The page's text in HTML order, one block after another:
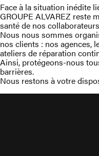
Face à la situation inédite
GROUPE ALVAREZ reste
santé de nos
Nous nous sommes
nos clients : nos agences,
ateliers de réparation
Ainsi, protégeons-nous
barrières.
Nous restons à votre